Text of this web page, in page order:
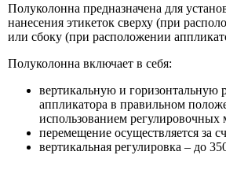
Полуколонна предназначена для
нанесения этикеток сверху (при
или сбоку (при расположении
Полуколонна включает в себя:
вертикальную и горизонтальную
аппликатора в правильном
использованием
перемещение осуществляется за
вертикальная регулировка – до